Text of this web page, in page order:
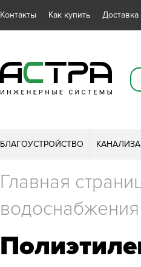
Контакты Как купить Доставка
БЛАГОУСТРОЙСТВО
Главная
водоснабжения